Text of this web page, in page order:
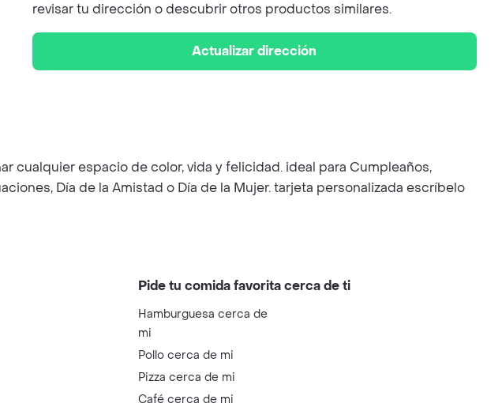
revisar tu dirección o descubrir otros productos similares.
Actualizar dirección
cualquier espacio de color, vida y felicidad. ideal para Cumpleaños,
Día de la Amistad o Día de la Mujer. tarjeta personalizada escríbelo
Pide tu comida favorita cerca de ti
Hamburguesa cerca de
mi
Pollo cerca de mi
Pizza cerca de mi
Café cerca de mi